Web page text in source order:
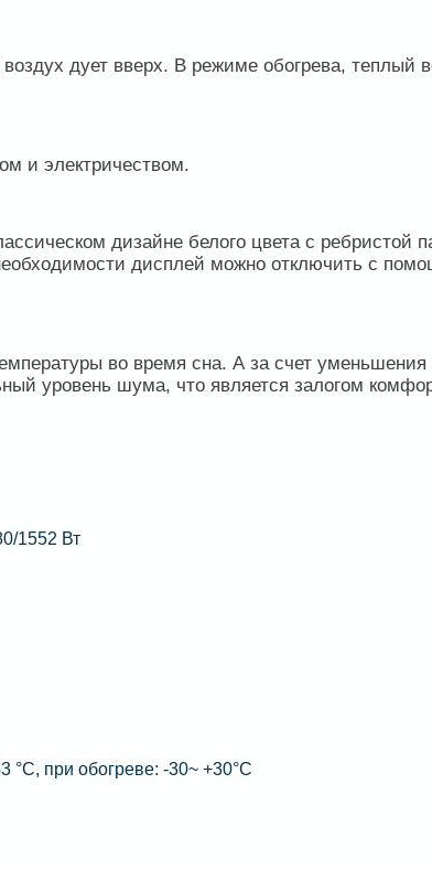
дует вверх. В режиме обогрева, теплый
и электричеством.
дизайне белого цвета с ребристой
дисплей можно отключить с
во время сна. А за счет уменьшения
уровень шума, что является залогом
1552 Вт
°C, при обогреве: -30~ +30°C